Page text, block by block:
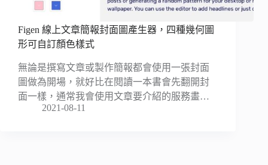
Figen 線上文章簡報封面圖產生器，四種幾何圖
形可自訂顏色樣式
無論是撰寫文章或製作簡報都會使用一張封面
圖做為開場，就好比在閱讀一本書會先翻開封
面一樣，通常我會使用文章要介紹的服務畫…
2021-08-11